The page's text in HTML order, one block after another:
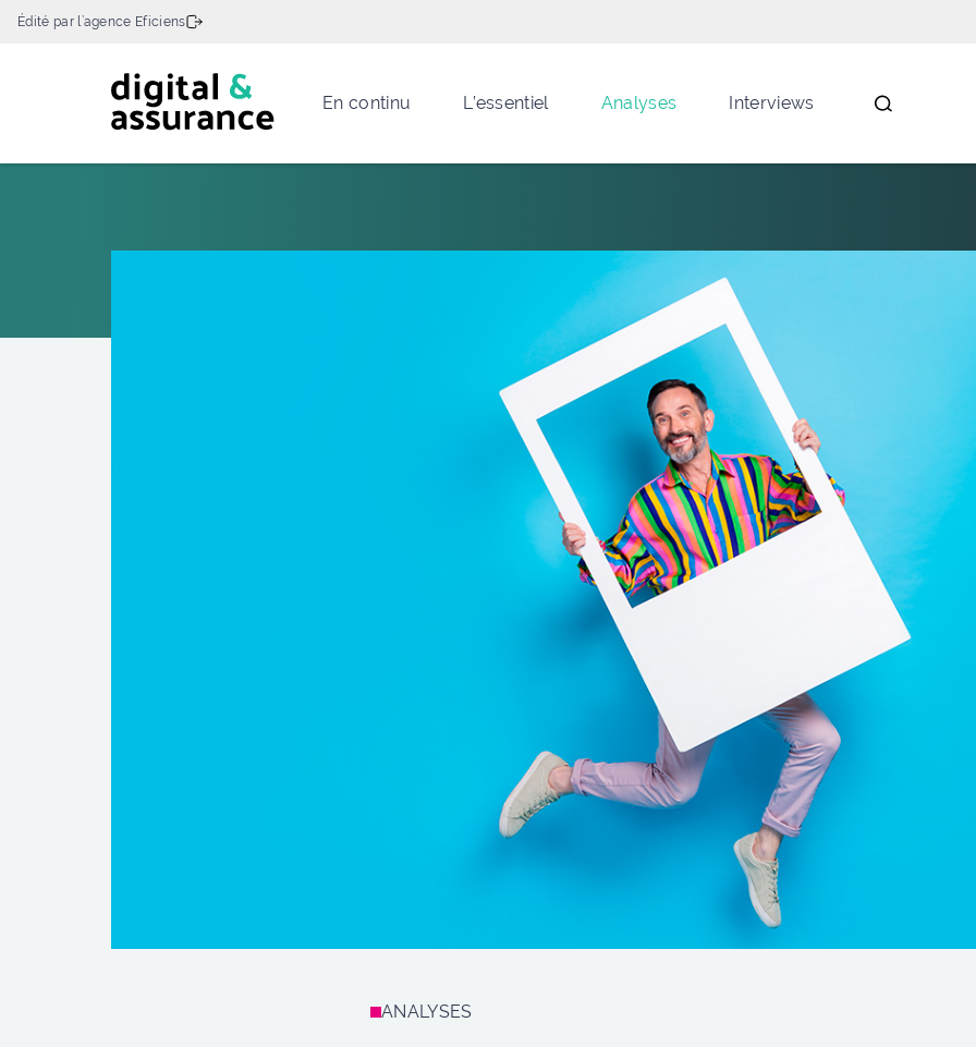
Édité par l’agence Eficiens
En continu L’essentiel Analyses Interviews
ANALYSES